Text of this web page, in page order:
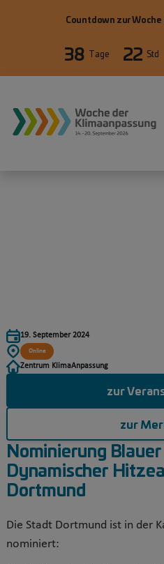
Countdown zur Woche
38 Tage 22 Std
Nominierung
Dynamischer
Dortmund
Die Stadt Dortmund ist in der
nominiert:
19. September 2024
Online
Zentrum KlimaAnpassung
zur
zur